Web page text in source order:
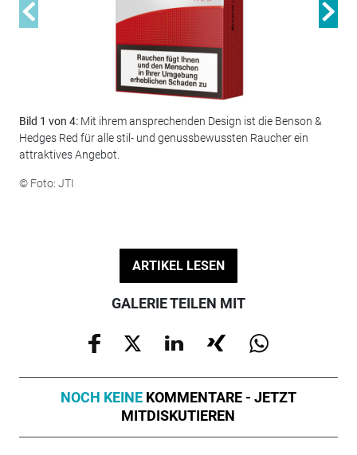
Bild 1 von 4: Mit ihrem ansprechenden Design ist die Benson &
Hedges Red für alle stil- und genussbewussten Raucher ein
attraktives Angebot.
© Foto: JTI
ARTIKEL LESEN
GALERIE TEILEN MIT
NOCH KEINE KOMMENTARE - JETZT
MITDISKUTIEREN